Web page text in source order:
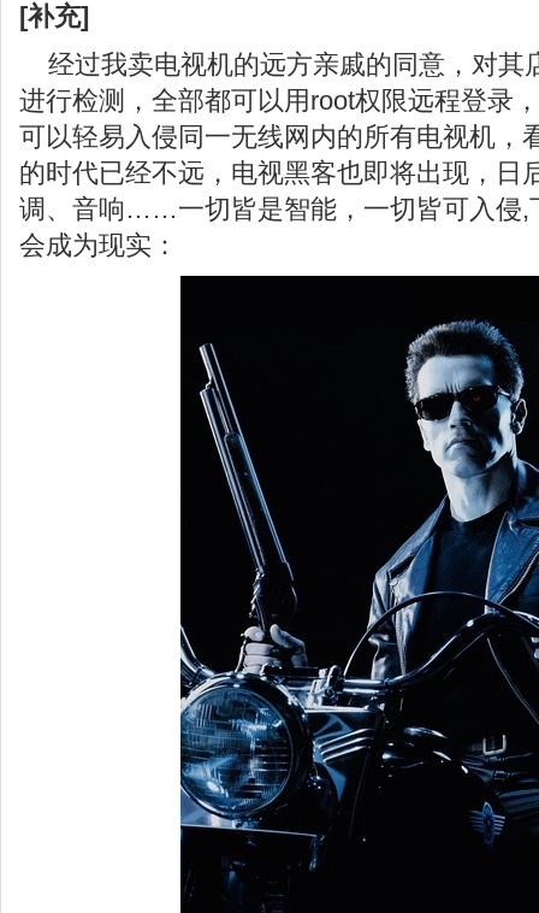
[补充]
经过我卖电视机的远方亲戚的同意，对其
进行检测，全部都可以用root权限远程登录
可以轻易入侵同一无线网内的所有电视机，
的时代已经不远，电视黑客也即将出现，日
调、音响……一切皆是智能，一切皆可入侵,
会成为现实：